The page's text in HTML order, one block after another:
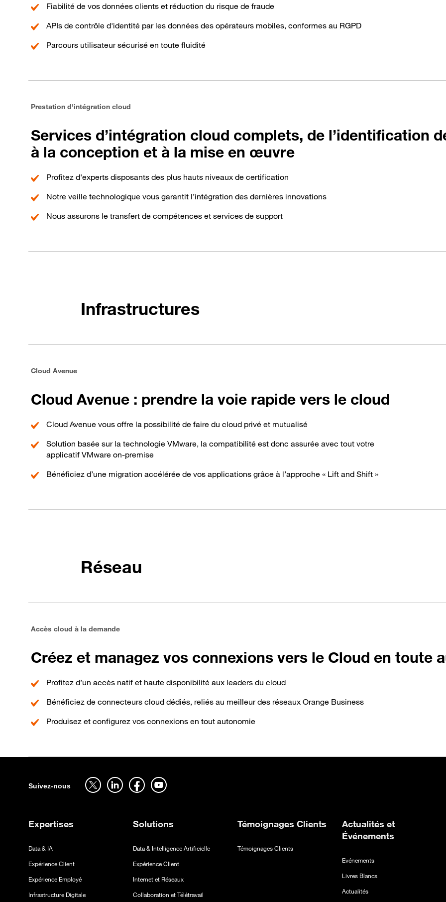
Fiabilité de vos données clients et réduction du risque de fraude
APIs de contrôle d'identité par les données des opérateurs mobiles, conformes au RGPD
Parcours utilisateur sécurisé en toute fluidité
Prestation d'intégration cloud
Services d’intégration cloud complets, de l’identification
à la conception et à la mise en œuvre
Profitez d'experts disposants des plus hauts niveaux de certification
Notre veille technologique vous garantit l’intégration des dernières innovations
Nous assurons le transfert de compétences et services de support
Infrastructures
Cloud Avenue
Cloud Avenue : prendre la voie rapide vers le cloud
Cloud Avenue vous offre la possibilité de faire du cloud privé et mutualisé
Solution basée sur la technologie VMware, la compatibilité est donc assurée avec tout votre
applicatif VMware on-premise
Bénéficiez d’une migration accélérée de vos applications grâce à l’approche « Lift and Shift »
Réseau
Accès cloud à la demande
Créez et managez vos connexions vers le Cloud en toute
Profitez d’un accès natif et haute disponibilité aux leaders du cloud
Bénéficiez de connecteurs cloud dédiés, reliés au meilleur des réseaux Orange Business
Produisez et configurez vos connexions en tout autonomie
Suivez-nous
Suivez-nous sur twitter - ouverture dans un nouvel onglet
Suivez-nous sur linkedin - ouverture dans un nouvel onglet
Suivez-nous sur facebook - ouverture dans un nouvel onglet
Suivez-nous sur youtube - ouverture dans un nouvel onglet
Expertises
Data & IA
Expérience Client
Expérience Employé
Infrastructure Digitale
Solutions
Data & Intelligence Artificielle
Expérience Client
Internet et Réseaux
Collaboration et Télétravail
Témoignages Clients
Témoignages Clients
Actualités et
Événements
Evénements
Livres Blancs
Actualités